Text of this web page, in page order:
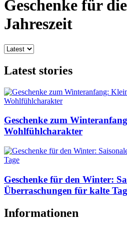
Geschenke für
Jahreszeit
Latest stories
Geschenke zum
Wohlfühlcharakter
Geschenke für den Winter:
Überraschungen für kalte
Informationen